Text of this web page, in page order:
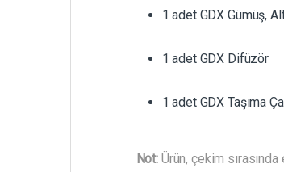
1 adet GDX Gümüş,
1 adet GDX Difüzör
1 adet GDX Taşıma
Not:Ürün, çekim